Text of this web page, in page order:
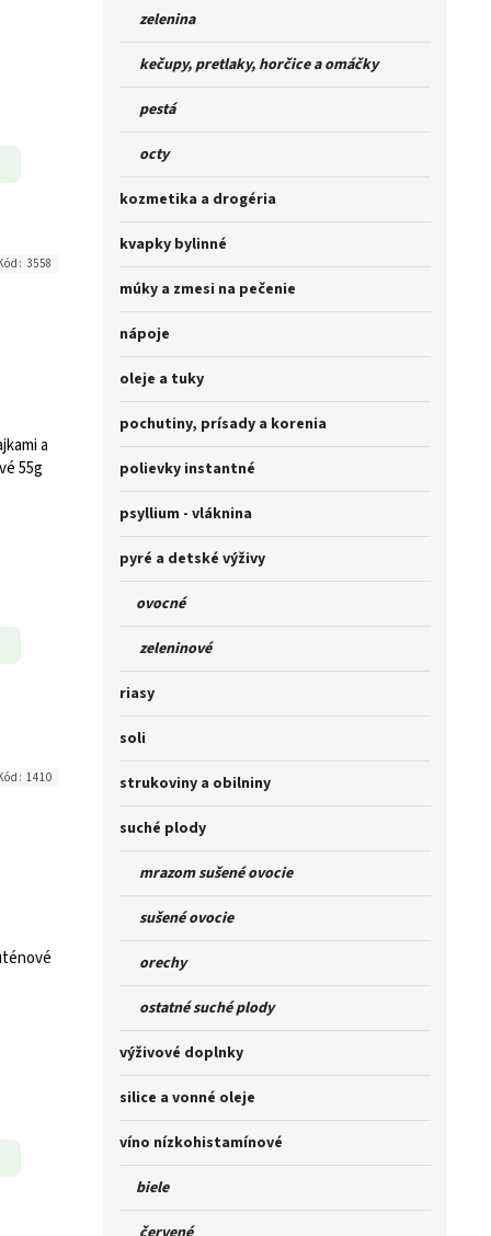
zelenina
kečupy, pretlaky, horčice a omáčky
pestá
octy
kozmetika a drogéria
kvapky bylinné
múky a zmesi na pečenie
nápoje
oleje a tuky
pochutiny, prísady a korenia
polievky instantné
psyllium - vláknina
pyré a detské výživy
ovocné
zeleninové
riasy
soli
strukoviny a obilniny
suché plody
mrazom sušené ovocie
sušené ovocie
orechy
ostatné suché plody
výživové doplnky
silice a vonné oleje
víno nízkohistamínové
biele
a
55g
3558
1410